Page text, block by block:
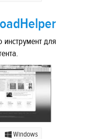
инструмент для
Windows